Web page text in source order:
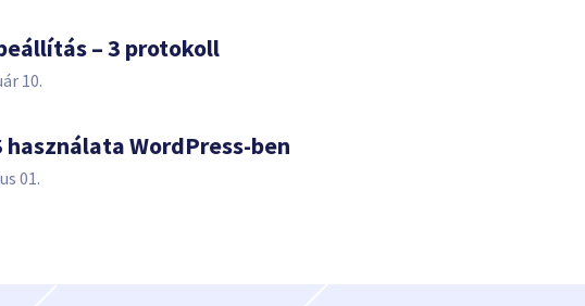
– 3 protokoll
10.
használata WordPress-ben
01.